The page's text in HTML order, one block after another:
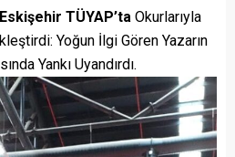
TÜYAP’ta Okurlarıyla
Yoğun İlgi Gören Yazarın
Yankı Uyandırdı.